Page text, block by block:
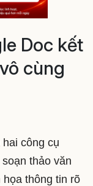
Doc kết
cùng
công cụ
thảo văn
thông tin rõ